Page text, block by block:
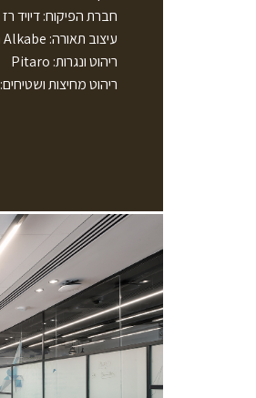
חברת הפיקוח: דיויד רז
עיצוב תאורה: Orly Avron Alkabe
ריהוט ונגרות: Pitaro
ריהוט מחיצות ושטיחים: Innovate